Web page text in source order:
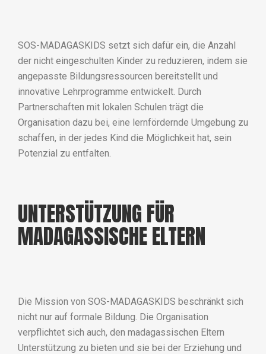
SOS-MADAGASKIDS setzt sich dafür ein, die Anzahl
der nicht eingeschulten Kinder zu reduzieren, indem sie
angepasste Bildungsressourcen bereitstellt und
innovative Lehrprogramme entwickelt. Durch
Partnerschaften mit lokalen Schulen trägt die
Organisation dazu bei, eine lernfördernde Umgebung zu
schaffen, in der jedes Kind die Möglichkeit hat, sein
Potenzial zu entfalten.
UNTERSTÜTZUNG FÜR
MADAGASSISCHE ELTERN
Die Mission von SOS-MADAGASKIDS beschränkt sich
nicht nur auf formale Bildung. Die Organisation
verpflichtet sich auch, den madagassischen Eltern
Unterstützung zu bieten und sie bei der Erziehung und